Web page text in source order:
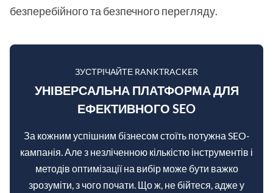
безперебійного та безпечного перегляду.
ЗУСТРІЧАЙТЕ RANKTRACKER
УНІВЕРСАЛЬНА ПЛАТФОРМА ДЛЯ
ЕФЕКТИВНОГО SEO
За кожним успішним бізнесом стоїть потужна SEO-
кампанія. Але з незліченною кількістю інструментів і
методів оптимізації на вибір може бути важко
зрозуміти, з чого почати. Що ж, не бійтеся, адже у